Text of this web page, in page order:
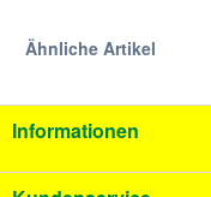
Ähnliche Artikel
Informationen